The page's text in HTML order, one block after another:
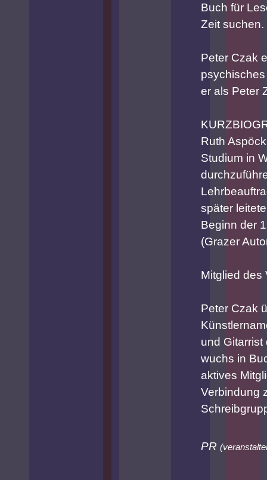
Buch für
Zeit suchen.
Peter Czak
er als Peter
Ruth
Studium in
später
Beginn der
(Grazer
Mitglied des
Peter Czak
und
wuchs in
aktives
Verbindung
PR (